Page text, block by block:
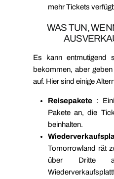
mehr Tickets
WAS TUN,
Es kann entmutigend
bekommen, aber
auf. Hier sind einige
Reisepakete :
Pakete an, die
beinhalten.
Tomorrowland rät
über Dritte